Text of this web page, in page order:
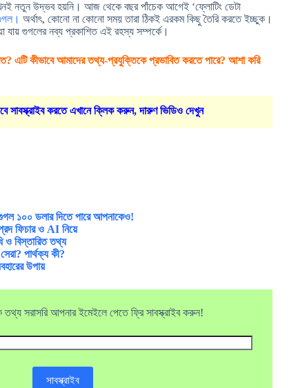
এখনই নতুন উদ্ভব হয়নি। আজ থেকে বছর পাঁচেক আগেই ‘ফ্লোটিং ডেটা
অর্থাৎ, কোনো না কোনো সময় তারা ঠিকই এরকম কিছু তৈরি করতে ইচ্ছুক।
গুগলের নব্য প্রকাশিত এই রহস্য সম্পর্কে।
এটি কীভাবে আমাদের তথ্য-প্রযুক্তিকে প্রভাবিত করতে পারে? আশা করি
সাবস্ক্রাইব করতে এখানে ক্লিক করুন, দারুণ ভিডিও দেখুন
১০০ ডলার দিতে পারে আপনাকেও!
ফিচার ও AI নিয়ে
ও বিস্তারিত তথ্য
পার্থক্য কী?
উপায়
তথ্য সরাসরি আপনার ইমেইলে পেতে ফ্রি সাবস্ক্রাইব করুন!
সাবস্ক্রাইব